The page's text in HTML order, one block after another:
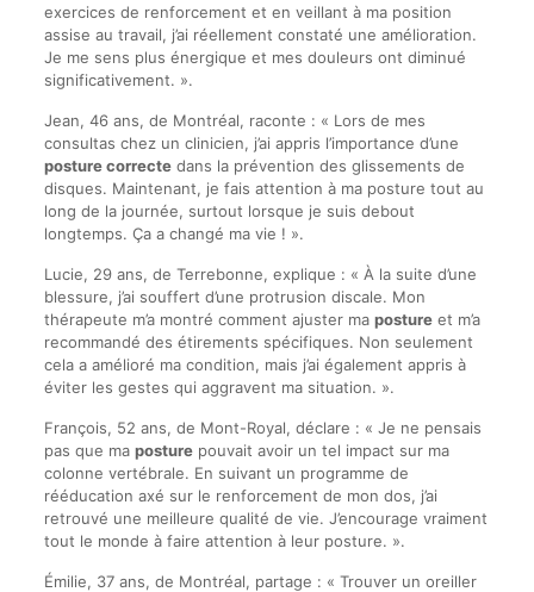
exercices de renforcement et en veillant à ma position
assise au travail, j’ai réellement constaté une amélioration.
Je me sens plus énergique et mes douleurs ont diminué
significativement. ».
Jean, 46 ans, de Montréal, raconte : « Lors de mes
consultas chez un clinicien, j’ai appris l’importance d’une
posture correctedans la prévention des glissements de
disques. Maintenant, je fais attention à ma posture tout au
long de la journée, surtout lorsque je suis debout
longtemps. Ça a changé ma vie ! ».
Lucie, 29 ans, de Terrebonne, explique : « À la suite d’une
blessure, j’ai souffert d’une protrusion discale. Mon
thérapeute m’a montré comment ajuster ma postureet m’a
recommandé des étirements spécifiques. Non seulement
cela a amélioré ma condition, mais j’ai également appris à
éviter les gestes qui aggravent ma situation. ».
François, 52 ans, de Mont-Royal, déclare : « Je ne pensais
pas que ma posturepouvait avoir un tel impact sur ma
colonne vertébrale. En suivant un programme de
rééducation axé sur le renforcement de mon dos, j’ai
retrouvé une meilleure qualité de vie. J’encourage vraiment
tout le monde à faire attention à leur posture. ».
Émilie, 37 ans, de Montréal, partage : « Trouver un oreiller